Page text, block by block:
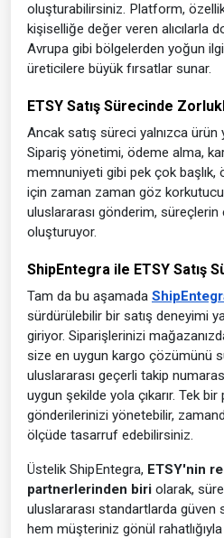
oluşturabilirsiniz. Platform,
kişiselliğe değer veren alıcılarla
Avrupa gibi bölgelerden yoğun
üreticilere büyük fırsatlar sunar.
ETSY Satış Sürecinde
Ancak satış süreci yalnızca
Sipariş yönetimi, ödeme alma,
memnuniyeti gibi pek çok başlık,
için zaman zaman göz
uluslararası gönderim, süreçlerin
oluşturuyor.
ShipEntegra ile ETSY Satış
Tam da bu aşamada
sürdürülebilir bir satış deneyimi
giriyor. Siparişlerinizi
size en uygun kargo çözümünü
uluslararası geçerli takip
uygun şekilde yola çıkarır. Tek
gönderilerinizi yönetebilir,
ölçüde tasarruf edebilirsiniz.
Üstelik ShipEntegra, ETSY'nin
partnerlerinden biri olarak,
uluslararası standartlarda güven
hem müşteriniz gönül